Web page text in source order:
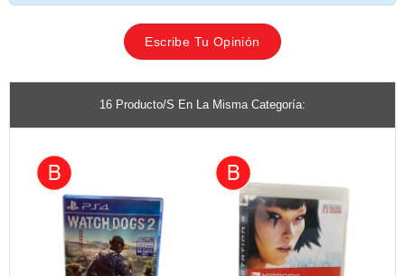
Escribe Tu Opinión
16 Producto/s En La Misma Categoría: